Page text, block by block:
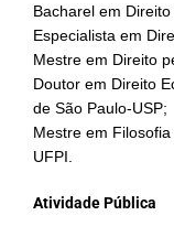
Bacharel em
Especialista em
Mestre em Direito
Doutor em Direito
de São Paulo-USP;
Mestre em
UFPI.
Atividade Pública